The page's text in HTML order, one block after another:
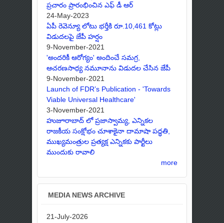
ప్రచారం ప్రారంభించిన ఎఫ్ డీ ఆర్
24-May-2023
ఏపీ రెవెన్యూ లోటు భర్తీకి రూ.10,461 కోట్లు
విడుదలపై జేపీ హర్షం
9-November-2021
'అందరికీ ఆరోగ్యం' అందించే సమగ్ర,
ఆచరణసాధ్య నమూనాను విడుదల చేసిన జేపీ
9-November-2021
Launch of FDR’s Publication - 'Towards
Viable Universal Healthcare'
3-November-2021
హుజూరాబాద్ లో ప్రజాస్వామ్య, ఎన్నికల
రాజకీయ సంక్షోభం చూశాకైనా దామాషా పద్ధతి,
ముఖ్యమంత్రుల ప్రత్యక్ష ఎన్నికకు పార్టీలు
ముందుకు రావాలి
more
MEDIA NEWS ARCHIVE
21-July-2026